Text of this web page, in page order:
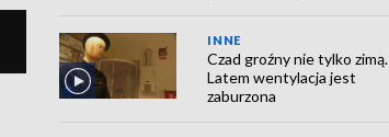
INNE
Czad groźny nie tylko zimą.
Latem wentylacja jest
zaburzona